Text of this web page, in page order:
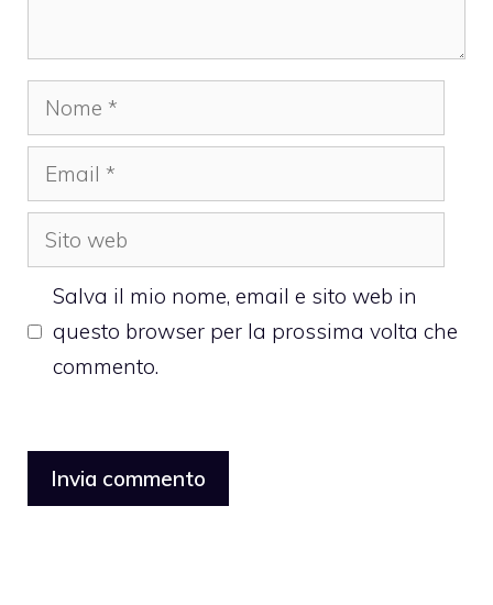
Nome
Email
Sito
web
Salva il mio nome, email e sito web in
questo browser per la prossima volta che
commento.